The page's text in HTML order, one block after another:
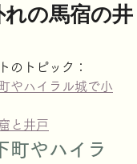
の馬宿の井
のトピック：
やハイラル城で小
と井戸
町やハイラ